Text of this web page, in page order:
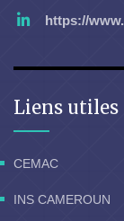
https://
Liens utiles
CEMAC
INS CAMEROUN